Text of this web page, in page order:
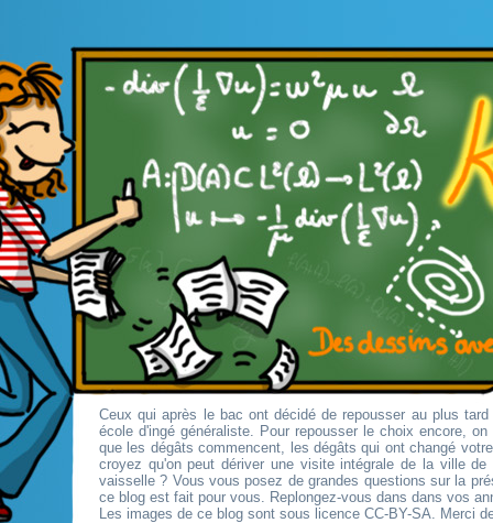
Ceux qui après le bac ont décidé de repousser au plus
école d'ingé généraliste. Pour repousser le choix encore,
que les dégâts commencent, les dégâts qui ont changé
croyez qu'on peut dériver une visite intégrale de la ville
vaisselle ? Vous vous posez de grandes questions sur la
ce blog est fait pour vous. Replongez-vous dans dans vos
Les images de ce blog sont sous licence CC-BY-SA. Merci